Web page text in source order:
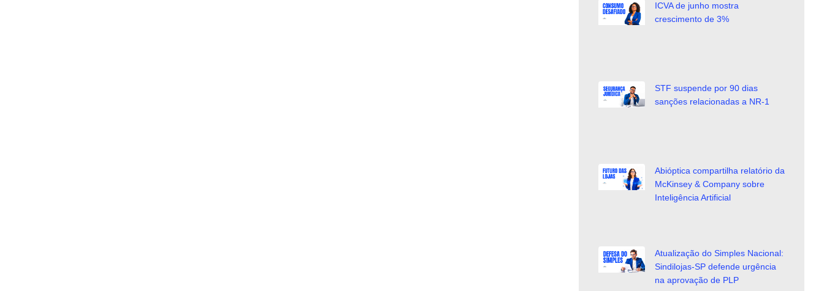
ICVA de junho mostra
crescimento de 3%
STF suspende por 90 dias
sanções relacionadas a NR-1
Abióptica compartilha relatório da
McKinsey & Company sobre
Inteligência Artificial
Atualização do Simples Nacional:
Sindilojas-SP defende urgência
na aprovação de PLP